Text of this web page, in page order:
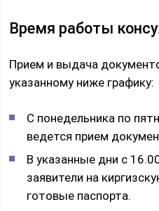
Время работы
Прием и выдача
указанному ниже графику:
С понедельника по
ведется прием
В указанные дни с
заявители на
готовые паспорта.